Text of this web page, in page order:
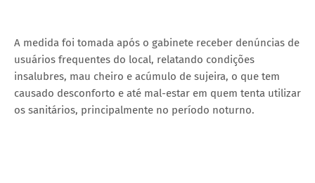
A medida foi tomada após o gabinete receber denúncias de
usuários frequentes do local, relatando condições
insalubres, mau cheiro e acúmulo de sujeira, o que tem
causado desconforto e até mal-estar em quem tenta utilizar
os sanitários, principalmente no período noturno.